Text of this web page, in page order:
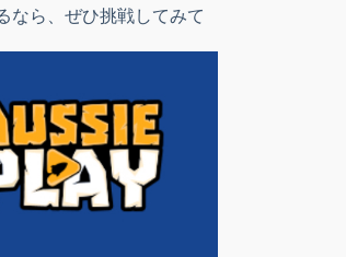
なら、ぜひ挑戦してみて